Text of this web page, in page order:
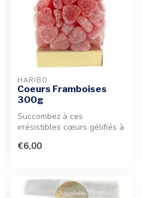
HARIBO
Coeurs Framboises
300g
Succombez à ces
irrésistibles cœurs gélifiés à
framboise. U...
€6,00